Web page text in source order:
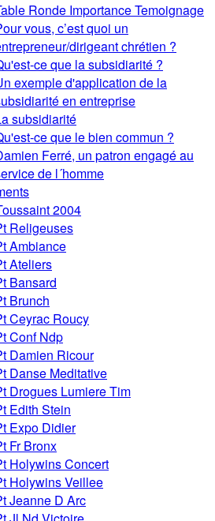
Ronde Importance Temoignage
vous, c’est quoi un
dirigeant chrétien ?
ce que la subsidiarité ?
exemple d'application de la
en entreprise
subsidiarité
ce que le bien commun ?
Ferré, un patron engagé au
de l´homme
2004
Religeuses
Ambiance
Ateliers
Bansard
Brunch
Ceyrac Roucy
Conf Ndp
Damien Ricour
Danse Meditative
Drogues Lumiere Tim
Edith Stein
Expo Didier
Fr Bronx
Holywins Concert
Holywins Veillee
Jeanne D Arc